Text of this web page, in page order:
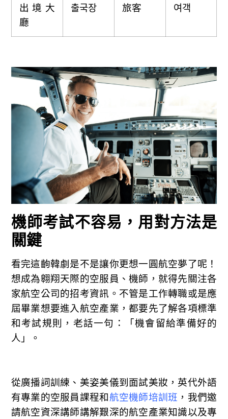
出境大
廳
출국장 旅客 여객
機師考試不容易，用對方法是
關鍵
看完這齣韓劇是不是讓你更想一圓航空夢了呢！
想成為翱翔天際的空服員、機師，就得先關注各
家航空公司的招考資訊。不管是工作轉職或是應
屆畢業想要進入航空產業，都要先了解各項標準
和考試規則，老話一句：「機會留給準備好的
人」。
從廣播詞訓練、美姿美儀到面試美妝，英代外語
有專業的空服員課程和航空機師培訓班 ，我們邀
請航空資深講師講解艱深的航空產業知識以及專